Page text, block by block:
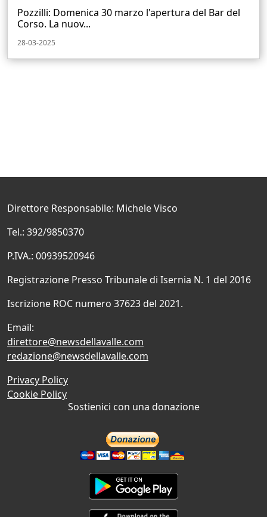
Pozzilli: Domenica 30 marzo l'apertura del Bar del
Corso. La nuov...
28-03-2025
Direttore Responsabile: Michele Visco
Tel.: 392/9850370
P.IVA.: 00939520946
Registrazione Presso Tribunale di Isernia N. 1 del 2016
Iscrizione ROC numero 37623 del 2021.
Email:
direttore@newsdellavalle.com
redazione@newsdellavalle.com
Privacy Policy
Cookie Policy
Sostienici con una donazione